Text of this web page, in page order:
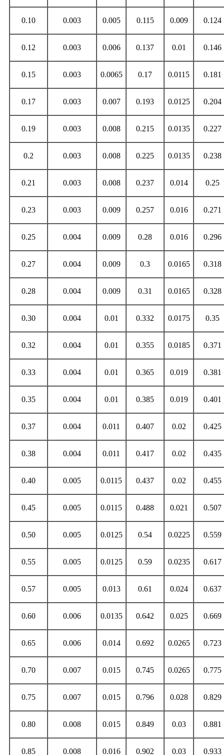
0.10 0.003 0.005 0.115 0.009 0.124
0.12 0.003 0.006 0.137 0.01 0.146
0.15 0.003 0.0065 0.17 0.0115 0.181
0.17 0.003 0.007 0.193 0.0125 0.204
0.19 0.003 0.008 0.215 0.0135 0.227
0.2 0.003 0.008 0.225 0.0135 0.238
0.21 0.003 0.008 0.237 0.014 0.25
0.23 0.003 0.009 0.257 0.016 0.271
0.25 0.004 0.009 0.28 0.016 0.296
0.27 0.004 0.009 0.3 0.0165 0.318
0.28 0.004 0.009 0.31 0.0165 0.328
0.30 0.004 0.01 0.332 0.0175 0.35
0.32 0.004 0.01 0.355 0.0185 0.371
0.33 0.004 0.01 0.365 0.019 0.381
0.35 0.004 0.01 0.385 0.019 0.401
0.37 0.004 0.011 0.407 0.02 0.425
0.38 0.004 0.011 0.417 0.02 0.435
0.40 0.005 0.0115 0.437 0.02 0.455
0.45 0.005 0.0115 0.488 0.021 0.507
0.50 0.005 0.0125 0.54 0.0225 0.559
0.55 0.005 0.0125 0.59 0.0235 0.617
0.57 0.005 0.013 0.61 0.024 0.637
0.60 0.006 0.0135 0.642 0.025 0.669
0.65 0.006 0.014 0.692 0.0265 0.723
0.70 0.007 0.015 0.745 0.0265 0.775
0.75 0.007 0.015 0.796 0.028 0.829
0.80 0.008 0.015 0.849 0.03 0.881
0.85 0.008 0.016 0.902 0.03 0.933